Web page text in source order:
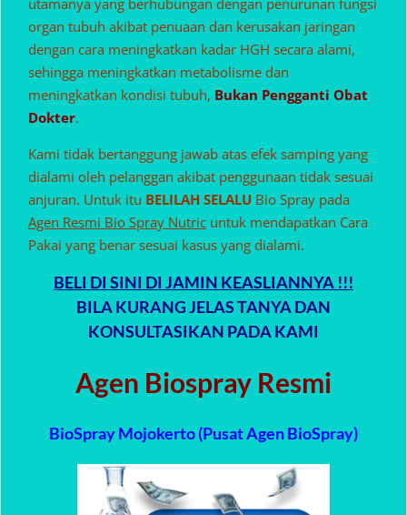
organ tubuh akibat penuaan dan kerusakan jaringan
dengan cara meningkatkan kadar HGH secara alami,
sehingga meningkatkan metabolisme dan
meningkatkan kondisi tubuh, Bukan Pengganti Obat
Dokter.
Kami tidak bertanggung jawab atas efek samping yang
dialami oleh pelanggan akibat penggunaan tidak sesuai
anjuran. Untuk itu BELILAH SELALU Bio Spray pada
Agen Resmi Bio Spray Nutric untuk mendapatkan Cara
Pakai yang benar sesuai kasus yang dialami.
BELI DI SINI DI JAMIN KEASLIANNYA !!!
BILA KURANG JELAS TANYA DAN
KONSULTASIKAN PADA KAMI
Agen Biospray Resmi
BioSpray Mojokerto (Pusat Agen BioSpray)